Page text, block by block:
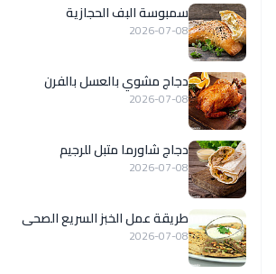
سمبوسة البف الحجازية
2026-07-08
دجاج مشوي بالعسل بالفرن
2026-07-08
دجاج شاورما متبل للرجيم
2026-07-08
طريقة عمل الخبز السريع الصحى
2026-07-08